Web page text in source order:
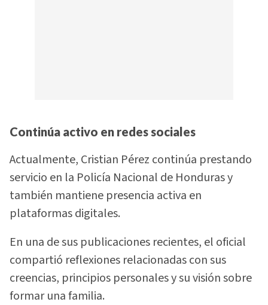
Continúa activo en redes sociales
Actualmente, Cristian Pérez continúa prestando
servicio en la Policía Nacional de Honduras y
también mantiene presencia activa en
plataformas digitales.
En una de sus publicaciones recientes, el oficial
compartió reflexiones relacionadas con sus
creencias, principios personales y su visión sobre
formar una familia.